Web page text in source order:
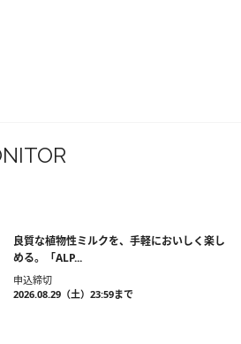
良質な植物性ミルクを、手軽においしく楽し
める。「ALP...
申込締切
2026.08.29（土）23:59まで